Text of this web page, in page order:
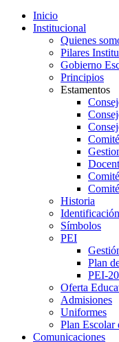
Inicio
Institucional
Quienes
Pilares
Gobierno
Principios
Estamentos
Historia
Identificación
Símbolos
PEI
Plan
PEI-
Oferta
Admisiones
Uniformes
Plan Escolar
Comunicaciones